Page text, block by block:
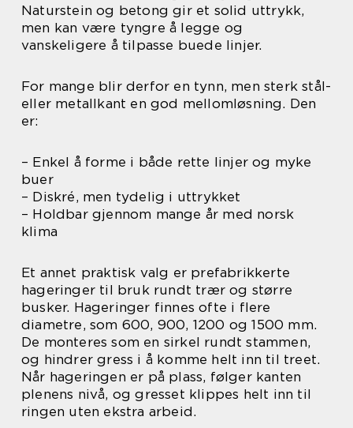
Naturstein og betong gir et solid uttrykk,
men kan være tyngre å legge og
vanskeligere å tilpasse buede linjer.
For mange blir derfor en tynn, men sterk stål-
eller metallkant en god mellomløsning. Den
er:
– Enkel å forme i både rette linjer og myke
buer
– Diskré, men tydelig i uttrykket
– Holdbar gjennom mange år med norsk
klima
Et annet praktisk valg er prefabrikkerte
hageringer til bruk rundt trær og større
busker. Hageringer finnes ofte i flere
diametre, som 600, 900, 1200 og 1500 mm.
De monteres som en sirkel rundt stammen,
og hindrer gress i å komme helt inn til treet.
Når hageringen er på plass, følger kanten
plenens nivå, og gresset klippes helt inn til
ringen uten ekstra arbeid.